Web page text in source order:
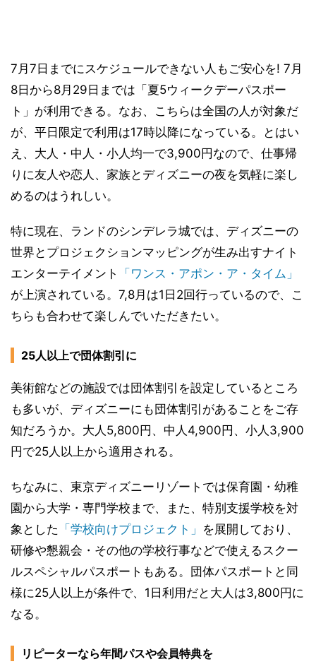
7月7日までにスケジュールできない人もご安心を! 7月
8日から8月29日までは「夏5ウィークデーパスポー
ト」が利用できる。なお、こちらは全国の人が対象だ
が、平日限定で利用は17時以降になっている。とはい
え、大人・中人・小人均一で3,900円なので、仕事帰
りに友人や恋人、家族とディズニーの夜を気軽に楽し
めるのはうれしい。
特に現在、ランドのシンデレラ城では、ディズニーの
世界とプロジェクションマッピングが生み出すナイト
エンターテイメント
「ワンス・アポン・ア・タイム」
が上演されている。7,8月は1日2回行っているので、こ
ちらも合わせて楽しんでいただきたい。
25人以上で団体割引に
美術館などの施設では団体割引を設定しているところ
も多いが、ディズニーにも団体割引があることをご存
知だろうか。大人5,800円、中人4,900円、小人3,900
円で25人以上から適用される。
ちなみに、東京ディズニーリゾートでは保育園・幼稚
園から大学・専門学校まで、また、特別支援学校を対
象とした 「学校向けプロジェクト」 を展開しており、
研修や懇親会・その他の学校行事などで使えるスクー
ルスペシャルパスポートもある。団体パスポートと同
様に25人以上が条件で、1日利用だと大人は3,800円に
なる。
リピーターなら年間パスや会員特典を